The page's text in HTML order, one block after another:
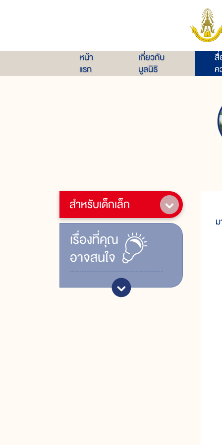
หน้า
แรก
เกี่ยวกับ
มูลนิธิ
สื่
ค
สำหรับเด็กเล็ก
เรื่ิองที่คุณ
อาจสนใจ